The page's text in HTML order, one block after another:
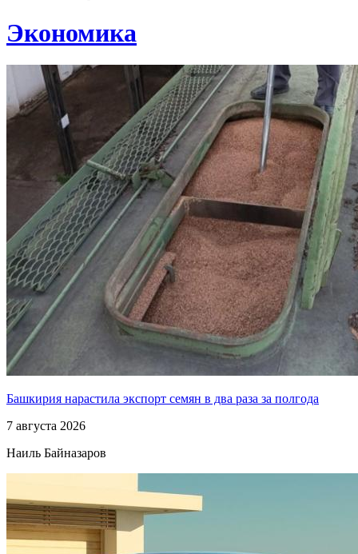
Экономика
Башкирия нарастила экспорт семян в два раза за полгода
7 августа 2026
Наиль Байназаров